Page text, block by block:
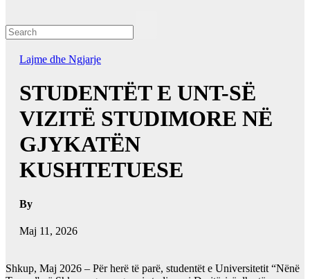
Lajme dhe Ngjarje
STUDENTËT E UNT-SË
VIZITË STUDIMORE NË
GJYKATËN
KUSHTETUESE
By
Maj 11, 2026
Shkup, Maj 2026 – Për herë të parë, studentët e Universitetit “Nënë